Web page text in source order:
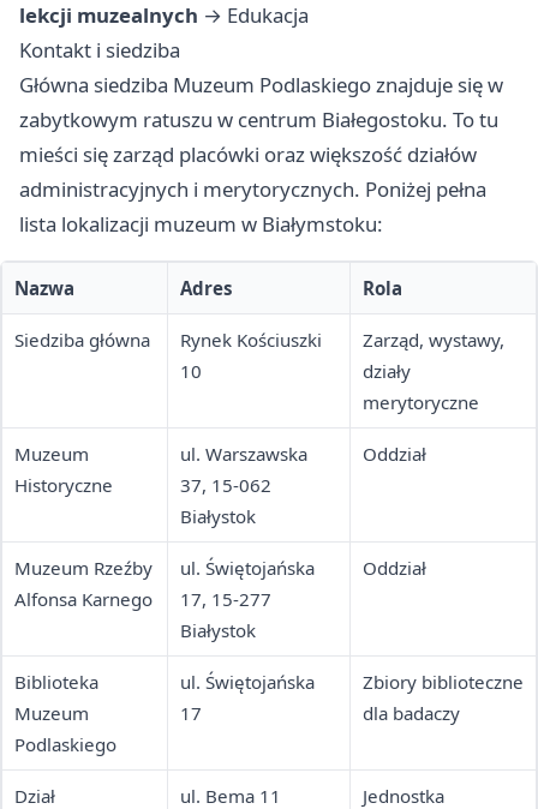
lekcji muzealnych → Edukacja
Kontakt i siedziba
Główna siedziba Muzeum Podlaskiego znajduje się w
zabytkowym ratuszu w centrum Białegostoku. To tu
mieści się zarząd placówki oraz większość działów
administracyjnych i merytorycznych. Poniżej pełna
lista lokalizacji muzeum w Białymstoku:
Nazwa Adres Rola
Siedziba główna
Rynek Kościuszki
10
Zarząd, wystawy,
działy
merytoryczne
Muzeum
Historyczne
ul. Warszawska
37, 15-062
Białystok
Oddział
Muzeum Rzeźby
Alfonsa Karnego
ul. Świętojańska
17, 15-277
Białystok
Oddział
Biblioteka
Muzeum
Podlaskiego
ul. Świętojańska
17
Zbiory biblioteczne
dla badaczy
Dział
ul. Bema 11
Jednostka